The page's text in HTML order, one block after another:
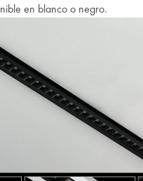
en blanco o negro.